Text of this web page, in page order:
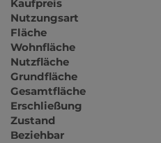
Kaufpreis
Nutzungsart
Fläche
Wohnfläche
Nutzfläche
Grundfläche
Gesamtfläche
Erschließung
Zustand
Beziehbar